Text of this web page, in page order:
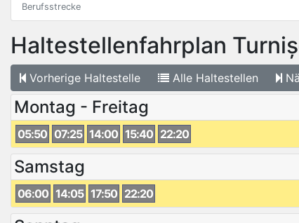
Berufsstrecke
Haltestellenfahrplan
Vorherige Haltestelle Alle Haltestellen
Montag - Freitag
05:50 07:25 14:00 15:40 22:20
Samstag
06:00 14:05 17:50 22:20